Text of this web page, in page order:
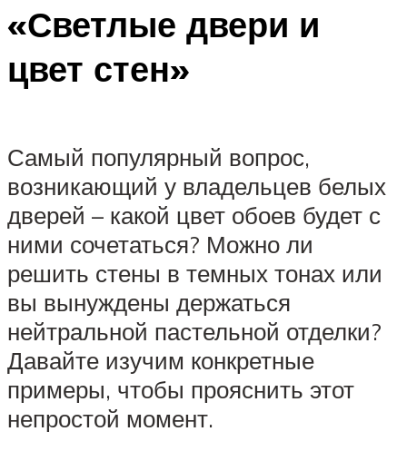
«Светлые двери и
цвет стен»
Самый популярный вопрос,
возникающий у владельцев белых
дверей – какой цвет обоев будет с
ними сочетаться? Можно ли
решить стены в темных тонах или
вы вынуждены держаться
нейтральной пастельной отделки?
Давайте изучим конкретные
примеры, чтобы прояснить этот
непростой момент.